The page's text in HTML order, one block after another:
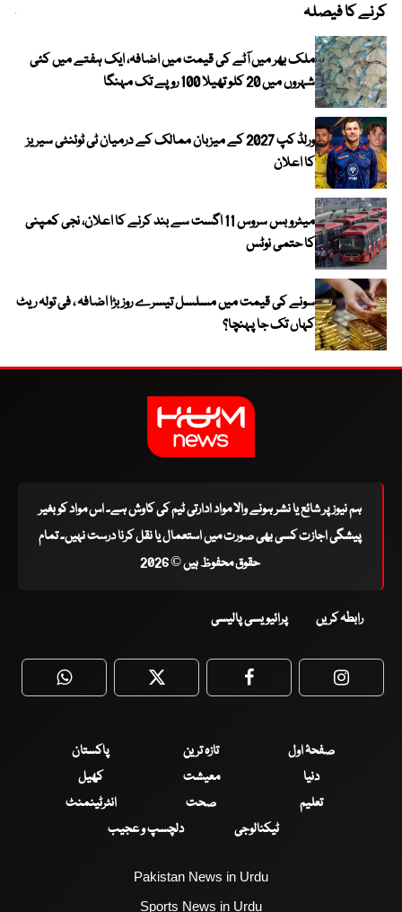
کرنے کا فیصلہ
ملک بھر میں آٹے کی قیمت میں اضافہ، ایک ہفتے میں کئی
شہروں میں 20 کلو تھیلا 100 روپے تک مہنگا
ورلڈ کپ 2027 کے میزبان ممالک کے درمیان ٹی ٹوئنٹی سیریز
کا اعلان
میٹرو بس سروس 11 اگست سے بند کرنے کا اعلان، نجی کمپنی
کا حتمی نوٹس
سونے کی قیمت میں مسلسل تیسرے روز بڑا اضافہ ، فی تولہ ریٹ
کہاں تک جا پہنچا؟
ہم نیوز پر شائع یا نشر ہونے والا مواد ادارتی ٹیم کی کاوش ہے۔ اس مواد کو بغیر
پیشگی اجازت کسی بھی صورت میں استعمال یا نقل کرنا درست نہیں۔ تمام
حقوق محفوظ ہیں © 2026
رابطہ کریں پرائیویسی پالیسی
WhatsApp Twitter Facebook
صفحۂ اول تازہ ترین
پاکستان
دنیا
معیشت
کھیل
تعلیم
صحت
انٹرٹینمنٹ
ٹیکنالوجی
دلچسپ و عجیب
Pakistan News in Urdu
Sports News in Urdu